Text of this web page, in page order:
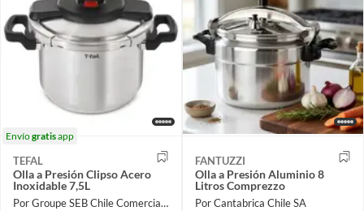
Envíogratisapp
TEFAL
Olla a Presión Clipso Acero
Inoxidable 7,5L
Por Groupe SEB Chile Comercial Limitada
FANTUZZI
Olla a Presión Aluminio 8
Litros Comprezzo
Por Cantabrica Chile SA